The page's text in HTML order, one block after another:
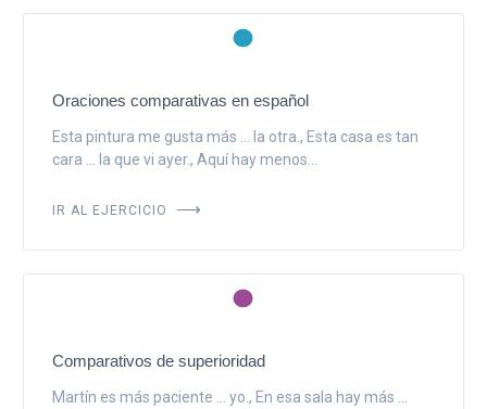
Oraciones comparativas en español
Esta pintura me gusta más ... la otra., Esta casa es tan
cara ... la que vi ayer., Aquí hay menos...
IR AL EJERCICIO
Comparativos de superioridad
Martín es más paciente ... yo., En esa sala hay más ...